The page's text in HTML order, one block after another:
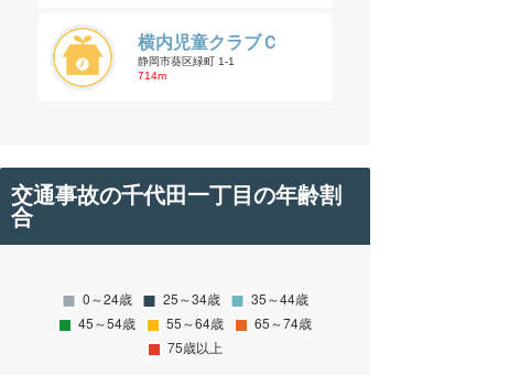
横内児童クラブＣ
静岡市葵区緑町 1-1
714m
交通事故の千代田一丁目の年齢割
合